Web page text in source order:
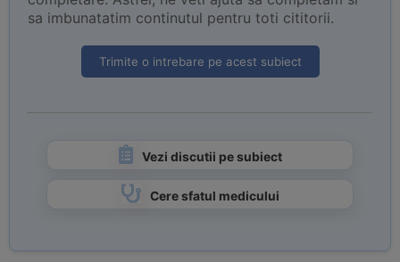
sa imbunatatim continutul pentru toti cititorii.
Trimite o intrebare pe acest subiect
Vezi discutii pe subiect
Cere sfatul medicului